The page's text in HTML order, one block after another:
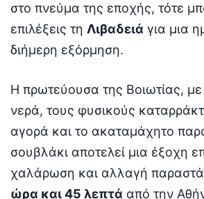
στο πνεύμα της εποχής, τότε
επιλέξεις τη Λιβαδειά για μια
διήμερη εξόρμηση.
Η πρωτεύουσα της Βοιωτίας,
νερά, τους φυσικούς
αγορά και το ακαταμάχητο
σουβλάκι αποτελεί μια έξοχη
χαλάρωση και αλλαγή
ώρα και 45 λεπτά από την